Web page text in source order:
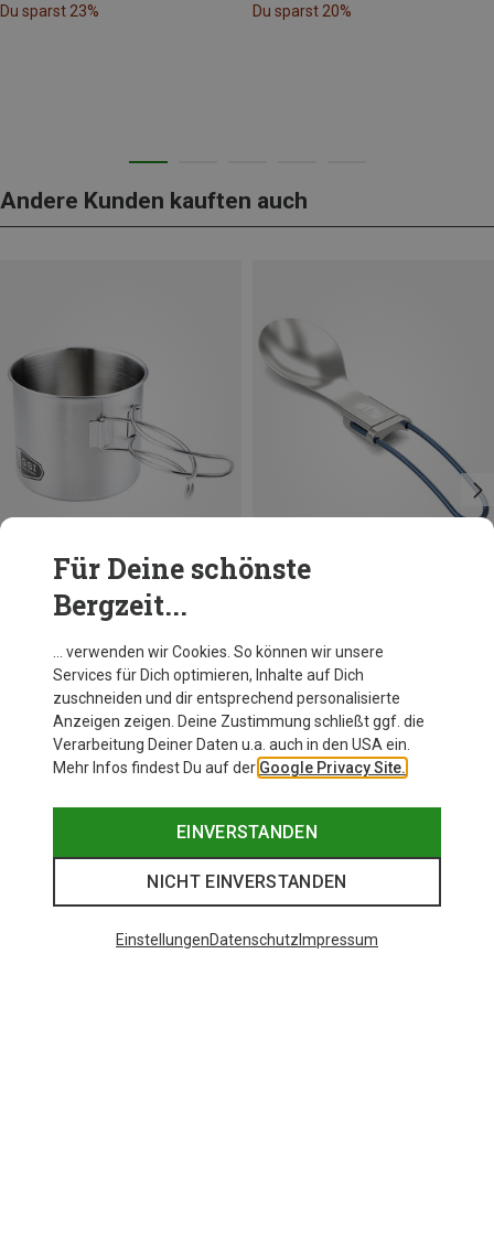
Du sparst 23% Du sparst 20%
Andere Kunden kauften auch
Du sparst bis 24%
Für Deine schönste
Bergzeit...
… verwenden wir Cookies. So können wir unsere
Services für Dich optimieren, Inhalte auf Dich
zuschneiden und dir entsprechend personalisierte
Anzeigen zeigen. Deine Zustimmung schließt ggf. die
Verarbeitung Deiner Daten u.a. auch in den USA ein.
Mehr Infos findest Du auf der Google Privacy Site.
EINVERSTANDEN
NICHT EINVERSTANDEN
EinstellungenDatenschutz Impressum